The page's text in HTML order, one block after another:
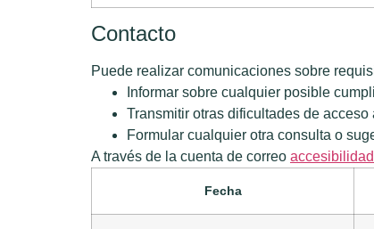
Contacto
Puede realizar comunicaciones sobre
Informar sobre cualquier posible
Transmitir otras dificultades de acceso
Formular cualquier otra consulta o
A través de la cuenta de correo
Fecha